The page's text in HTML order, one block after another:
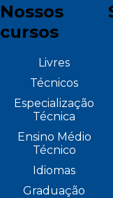
Nossos
cursos
Livres
Técnicos
Especialização
Técnica
Ensino Médio
Técnico
Idiomas
Graduação